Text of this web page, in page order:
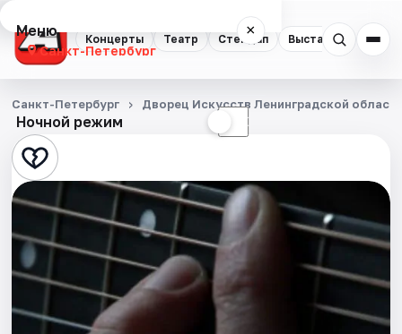
Концерты Театр Стендап Выставки
Меню ×
Санкт-Петербург
Концерты
Театр
Стендап
Выставки
Квесты
Ночной режим ☾
Санкт-Петербург Дворец Искусств Ленинградской